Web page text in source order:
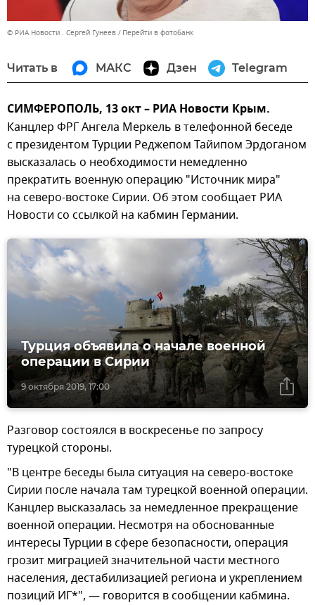
© РИА Новости . Сергей Гунеев Перейти в фотобанк
Читать в МАКС Дзен Telegram
СИМФЕРОПОЛЬ, 13 окт – РИА Новости Крым.
Канцлер ФРГ Ангела Меркель в телефонной беседе
с президентом Турции Реджепом Тайипом Эрдоганом
высказалась о необходимости немедленно
прекратить военную операцию "Источник мира"
на северо-востоке Сирии. Об этом сообщает РИА
Новости со ссылкой на кабмин Германии.
9 октября 2019, 17:00
Турция объявила о начале военной
операции в Сирии
Разговор состоялся в воскресенье по запросу
турецкой стороны.
"В центре беседы была ситуация на северо-востоке
Сирии после начала там турецкой военной операции.
Канцлер высказалась за немедленное прекращение
военной операции. Несмотря на обоснованные
интересы Турции в сфере безопасности, операция
грозит миграцией значительной части местного
населения, дестабилизацией региона и укреплением
позиций ИГ*", — говорится в сообщении кабмина.